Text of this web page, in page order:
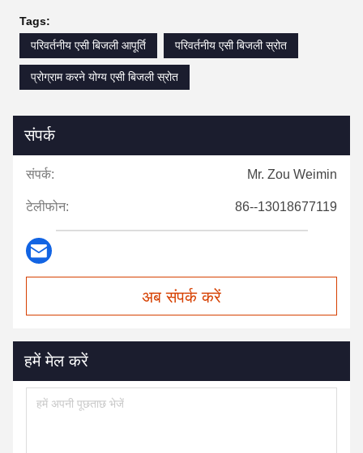
Tags:
परिवर्तनीय एसी बिजली आपूर्ति
परिवर्तनीय एसी बिजली स्रोत
प्रोग्राम करने योग्य एसी बिजली स्रोत
संपर्क
संपर्क: Mr. Zou Weimin
टेलीफोन: 86--13018677119
अब संपर्क करें
हमें मेल करें